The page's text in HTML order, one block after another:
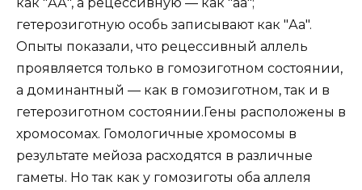
гетерозиготную особь записывают как "Аа".
Опыты показали, что рецессивный аллель
проявляется только в гомозиготном состоянии,
а доминантный — как в гомозиготном, так и в
гетерозиготном состоянии.Гены расположены в
хромосомах. Гомологичные хромосомы в
результате мейоза расходятся в различные
гаметы. Но так как у гомозиготы оба аллеля